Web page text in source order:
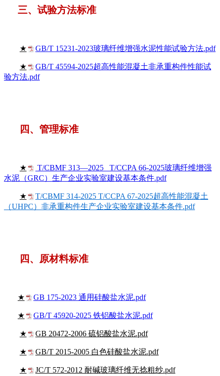
三、试验方法标准
★ GB/T 15231-2023玻璃纤维增强水泥性能试验方法.pdf
★
GB/T 45594-2025超高性能混凝土非承重构件性能试
验方法.pdf
四、管理标准
★
T/CBMF 313—2025 T/CCPA 66-2025玻璃纤维增强
水泥（GRC）生产企业实验室建设基本条件.pdf
★
T/CBMF 314-2025 T/CCPA 67-2025超高性能混凝土
（UHPC）非承重构件生产企业实验室建设基本条件.pdf
四、原材料标准
★ GB 175-2023 通用硅酸盐水泥.pdf
★ GB/T 45920-2025 铁铝酸盐水泥.pdf
★ GB 20472-2006 硫铝酸盐水泥.pdf
★ GB/T 2015-2005 白色硅酸盐水泥.pdf
★ JC/T 572-2012 耐碱玻璃纤维无捻粗纱.pdf